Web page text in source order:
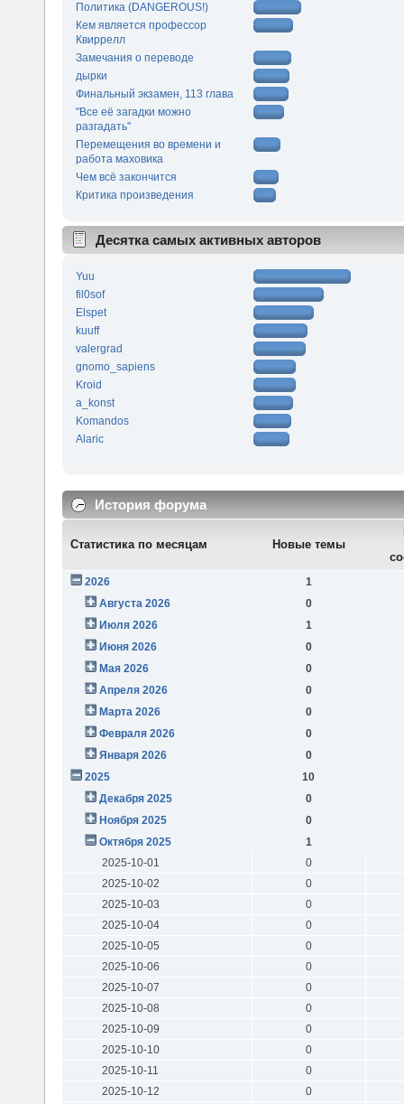
Политика (DANGEROUS!)
Кем является профессор
Квиррелл
Замечания о переводе
дырки
Финальный экзамен, 113 глава
"Все её загадки можно
разгадать"
Перемещения во времени и
работа маховика
Чем всё закончится
Критика произведения
Десятка самых активных авторов
Yuu
fil0sof
Elspet
kuuff
valergrad
gnomo_sapiens
Kroid
a_konst
Komandos
Alaric
История форума
Статистика по месяцам Новые темы
2026
1
Августа 2026
0
Июля 2026
1
Июня 2026
0
Мая 2026
0
Апреля 2026
0
Марта 2026
0
Февраля 2026
0
Января 2026
0
2025
10
Декабря 2025
0
Ноября 2025
0
Октября 2025
1
2025-10-01
0
2025-10-02
0
2025-10-03
0
2025-10-04
0
2025-10-05
0
2025-10-06
0
2025-10-07
0
2025-10-08
0
2025-10-09
0
2025-10-10
0
2025-10-11
0
2025-10-12
0